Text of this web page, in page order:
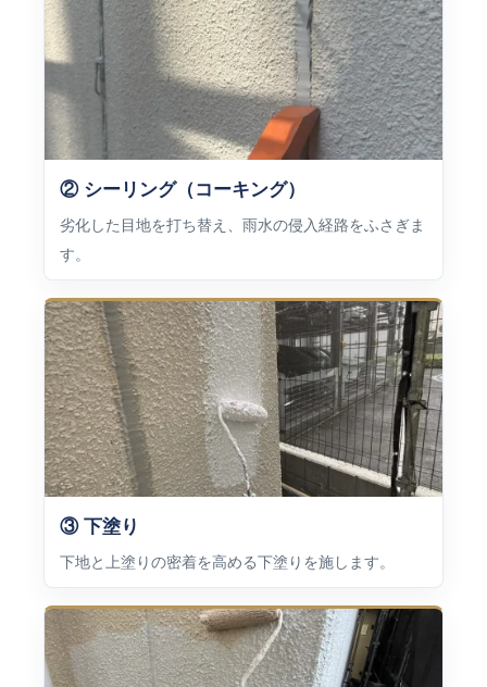
② シーリング（コーキング）
劣化した目地を打ち替え、雨水の侵入経路をふさぎま
す。
③ 下塗り
下地と上塗りの密着を高める下塗りを施します。